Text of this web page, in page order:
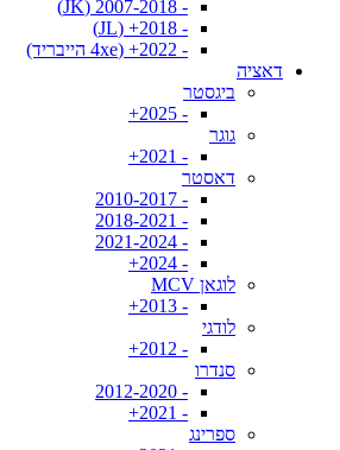
- 2007-2018 (JK)
- 2018+ (JL)
- 2022+ (4xe הייבריד)
דאציה
ביגסטר
- 2025+
גוגר
- 2021+
דאסטר
- 2010-2017
- 2018-2021
- 2021-2024
- 2024+
לוגאן MCV
- 2013+
לודגי
- 2012+
סנדרו
- 2012-2020
- 2021+
ספרינג